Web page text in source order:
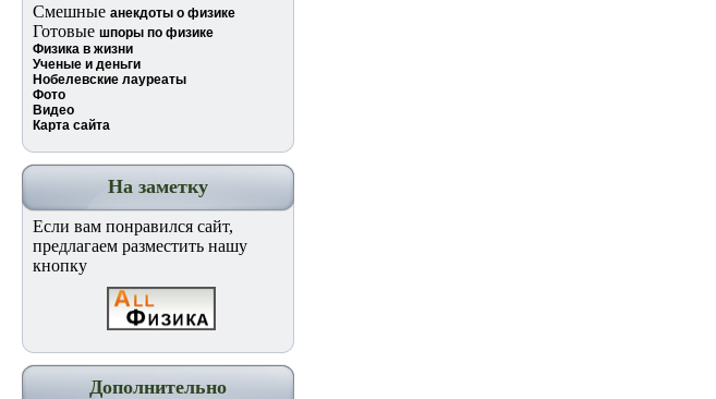
Смешные анекдоты о физике
Готовые шпоры по физике
Физика в жизни
Ученые и деньги
Нобелевские лауреаты
Фото
Видео
Карта сайта
На заметку
Если вам понравился сайт,
предлагаем разместить нашу
кнопку
Дополнительно